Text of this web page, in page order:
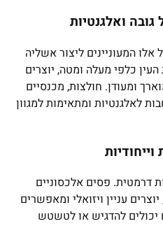
ואלגנטיות
המעוניינים ליצור אשליה
כלפי מעלה ומטה, יוצרים
ומעודן. חולצות, מכנסיים
לאלגנטיות ומתאימות למגוון
דרמטית. פסים אלכסוניים
עניין ויזואלי ומאפשרים
יכולים להדגיש או לטשטש